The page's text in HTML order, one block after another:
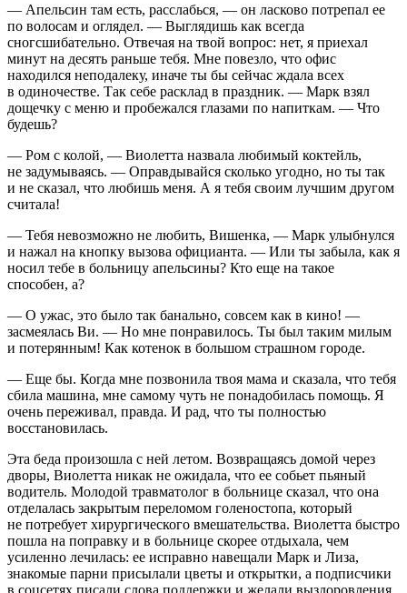
— Апельсин там есть, расслабься, — он ласково потрепал ее
по волосам и оглядел. — Выглядишь как всегда
сногсшибательно. Отвечая на твой вопрос: нет, я приехал
минут на десять раньше тебя. Мне повезло, что офис
находился неподалеку, иначе ты бы сейчас ждала всех
в одиночестве. Так себе расклад в праздник. — Марк взял
дощечку с меню и пробежался глазами по напиткам. — Что
будешь?
— Ром с колой, — Виолетта назвала любимый коктейль,
не задумываясь. — Оправдывайся сколько угодно, но ты так
и не сказал, что любишь меня. А я тебя своим лучшим другом
считала!
— Тебя невозможно не любить, Вишенка, — Марк улыбнулся
и нажал на кнопку вызова официанта. — Или ты забыла, как я
носил тебе в больницу апельсины? Кто еще на такое
способен, а?
— О ужас, это было так банально, совсем как в кино! —
засмеялась Ви. — Но мне понравилось. Ты был таким милым
и потерянным! Как котенок в большом страшном городе.
— Еще бы. Когда мне позвонила твоя мама и сказала, что тебя
сбила машина, мне самому чуть не понадобилась помощь. Я
очень переживал, правда. И рад, что ты полностью
восстановилась.
Эта беда произошла с ней летом. Возвращаясь домой через
дворы, Виолетта никак не ожидала, что ее собьет пьяный
водитель. Молодой травматолог в больнице сказал, что она
отделалась закрытым переломом голеностопа, который
не потребует хирургического вмешательства. Виолетта быстро
пошла на поправку и в больнице скорее отдыхала, чем
усиленно лечилась: ее исправно навещали Марк и Лиза,
знакомые парни присылали цветы и открытки, а подписчики
в соцсетях писали слова поддержки и желали выздоровления.